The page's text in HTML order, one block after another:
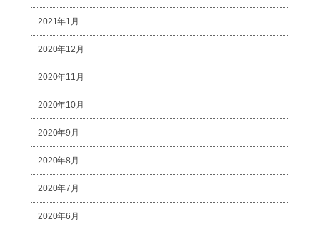
2021年1月
2020年12月
2020年11月
2020年10月
2020年9月
2020年8月
2020年7月
2020年6月